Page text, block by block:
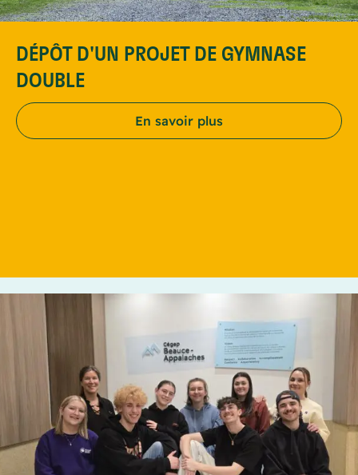
DÉPÔT D'UN PROJET DE GYMNASE
DOUBLE
En savoir plus